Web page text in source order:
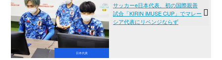
日本代表
サッカーe日本代表、初の国際親善
試合「KIRIN iMUSE CUP」でマレー
シア代表にリベンジならず